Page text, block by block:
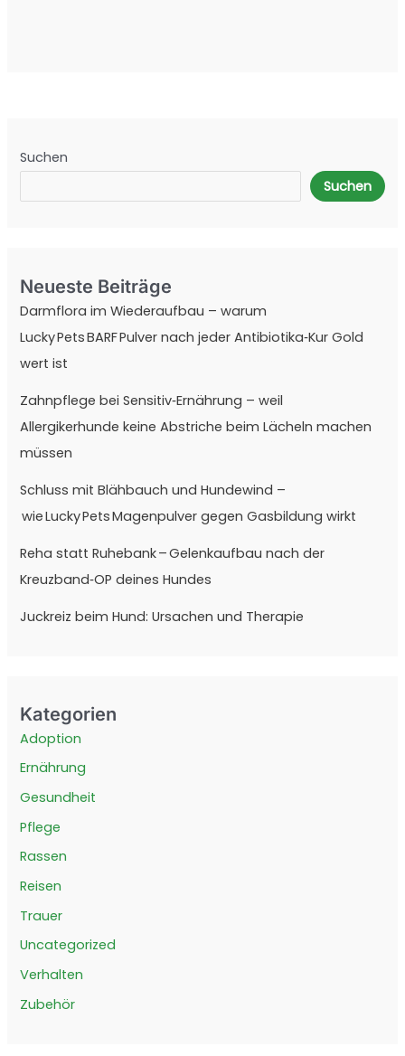
Suchen
Suchen
Neueste Beiträge
Darmflora im Wiederaufbau – warum
Lucky Pets BARF Pulver nach jeder Antibiotika‑Kur Gold
wert ist
Zahnpflege bei Sensitiv‑Ernährung – weil
Allergikerhunde keine Abstriche beim Lächeln machen
müssen
Schluss mit Blähbauch und Hundewind –
wie Lucky Pets Magenpulver gegen Gasbildung wirkt
Reha statt Ruhebank – Gelenkaufbau nach der
Kreuzband‑OP deines Hundes
Juckreiz beim Hund: Ursachen und Therapie
Kategorien
Adoption
Ernährung
Gesundheit
Pflege
Rassen
Reisen
Trauer
Uncategorized
Verhalten
Zubehör